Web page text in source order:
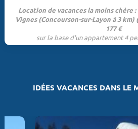
Location de vacances la moins chère :
Vignes (Concourson-sur-Layon à 3
177 €
sur la base d'un appartement 4
IDÉES VACANCES DANS LE